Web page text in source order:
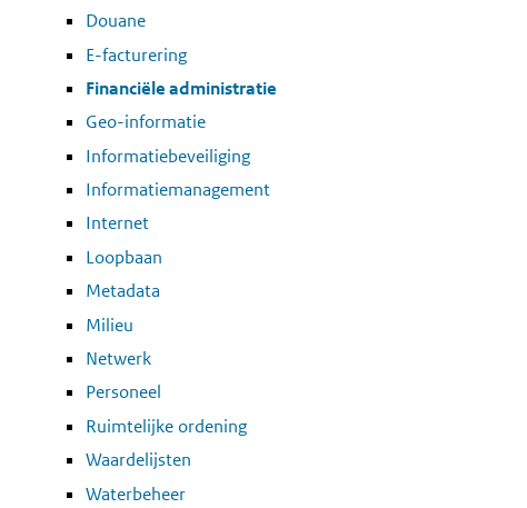
Douane
E-facturering
Financiële administratie
Geo-informatie
Informatiebeveiliging
Informatiemanagement
Internet
Loopbaan
Metadata
Milieu
Netwerk
Personeel
Ruimtelijke ordening
Waardelijsten
Waterbeheer